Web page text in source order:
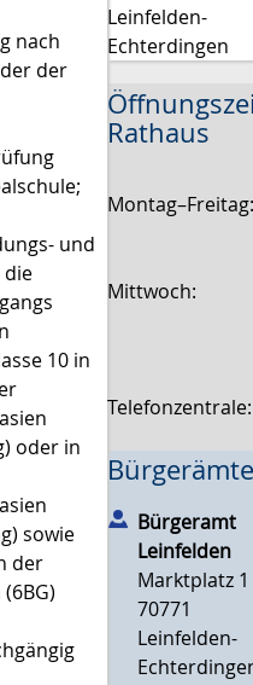
nach
der
und
die
10 in
oder in
sowie
der
Leinfelden-
Echterdingen
Rathaus
Mittwoch:
Bürgeramt
Leinfelden
Marktplatz 1
70771
Leinfelden-